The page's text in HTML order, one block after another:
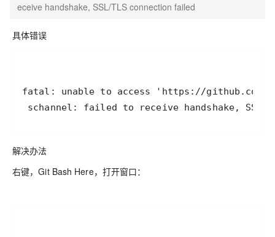
eceive handshake, SSL/TLS connection failed
具体错误
schannel: failed to receive handshake, SSL/
解决办法
右键，Git Bash Here，打开窗口：